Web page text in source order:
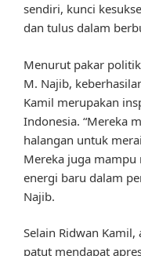
sendiri, kunci
dan tulus dalam
Menurut pakar
M. Najib,
Kamil merupakan
Indonesia. “Mereka
halangan untuk
Mereka juga mampu
energi baru dalam
Najib.
Selain Ridwan
patut mendapat